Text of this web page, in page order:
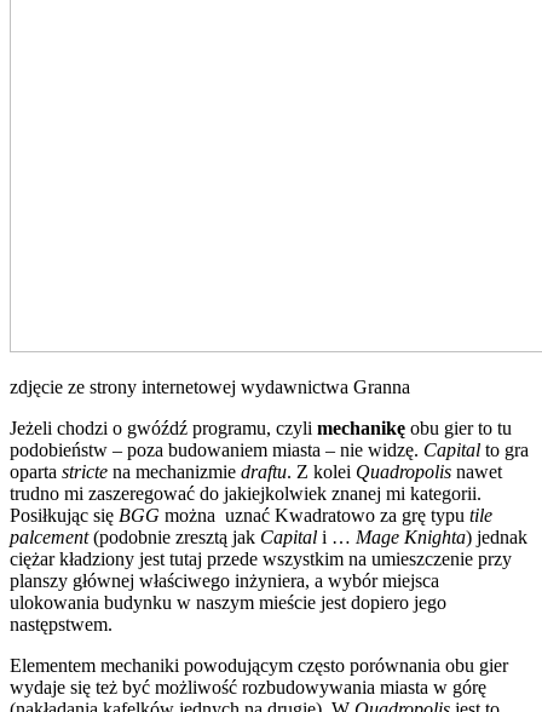
zdjęcie ze strony internetowej wydawnictwa Granna
Jeżeli chodzi o gwóźdź programu, czyli mechanikę obu gier to tu
podobieństw – poza budowaniem miasta – nie widzę. Capital to gra
oparta stricte na mechanizmie draftu. Z kolei Quadropolis nawet
trudno mi zaszeregować do jakiejkolwiek znanej mi kategorii.
Posiłkując się BGG można uznać Kwadratowo za grę typu tile
palcement(podobnie zresztą jak Capital i … Mage Knighta) jednak
ciężar kładziony jest tutaj przede wszystkim na umieszczenie przy
planszy głównej właściwego inżyniera, a wybór miejsca
ulokowania budynku w naszym mieście jest dopiero jego
następstwem.
Elementem mechaniki powodującym często porównania obu gier
wydaje się też być możliwość rozbudowywania miasta w górę